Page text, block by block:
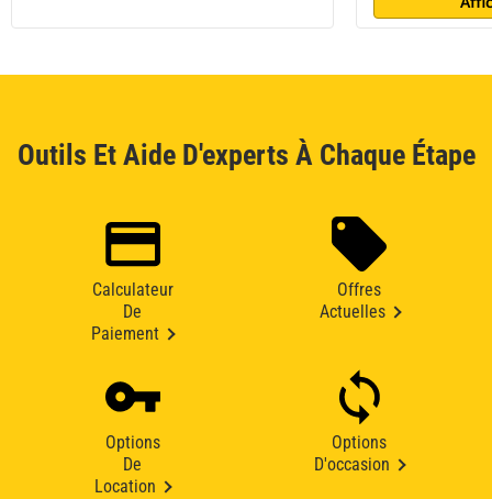
Outils Et Aide D'experts À Chaque Étape
Calculateur
De
Paiement
Offres
Actuelles
Options
De
Location
Options
D'occasion